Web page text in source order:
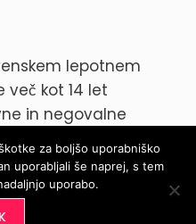
lepotnem
več kot 14 let
in negovalne
za boljšo uporabniško
uporabljali še naprej, s tem
uporabo.